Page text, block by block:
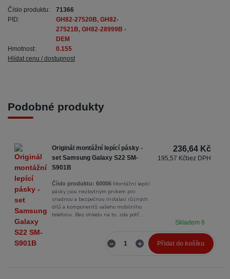
Číslo produktu:
71366
PID:
GH82-27520B, GH82-
27521B, GH82-28999B -
DEM
Hmotnost:
0.155
Hlídat cenu / dostupnost
Podobné produkty
Originál montážní lepící pásky -
set Samsung Galaxy S22 SM-
S901B
Číslo produktu: 60006Montážní lepící
pásky jsou nezbytným prvkem pro
snadnou a bezpečnou instalaci různých
dílů a komponentů vašeho mobilního
telefonu. Bez ohledu na to, zda potř...
236,64 Kč
195,57 Kčbez DPH
Skladem 6
Přidat do košíku